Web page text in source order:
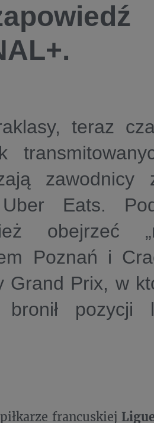
teraz
zawodnicy
Eats.
obejrzeć
Poznań i
Grand Prix, w
pozycji
francuskiej